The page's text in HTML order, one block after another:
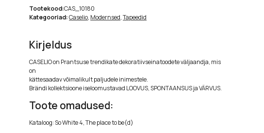
Tootekood:CAS_10180
Kategooriad:Caselio, Modernsed,Tapeedid
Kirjeldus
CASELIO on Prantsuse trendikate dekoratiivseinatoodete väljaandja, mis
on
kättesaadav võimalikult paljudele inimestele.
Brändi kollektsioone iseloomustavad LOOVUS, SPONTAANSUS ja VÄRVUS.
Toote omadused:
Kataloog: So White 4, The place to be(d)